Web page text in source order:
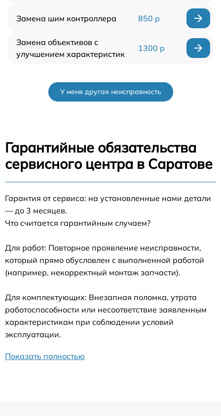
Замена шим контроллера 850 р
Замена объективов с
улучшением характеристик
1300 р
У меня другая неисправность
Гарантийные обязательства
сервисного центра в Саратове
Гарантия от сервиса: на установленные нами детали
— до 3 месяцев.
Что считается гарантийным случаем?
Для работ: Повторное проявление неисправности,
который прямо обусловлен с выполненной работой
(например, некорректный монтаж запчасти).
Для комплектующих: Внезапная поломка, утрата
работоспособности или несоответствие заявленным
характеристикам при соблюдении условий
эксплуатации.
Показать полностью